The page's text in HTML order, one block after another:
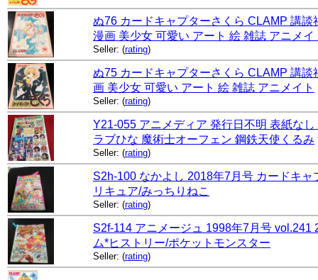
ぬ76 カードキャプターさくら CLAMP 講
漫画 美少女 可愛い アート 絵 雑誌 アニメイ
Seller: (rating)
ぬ75 カードキャプターさくら CLAMP 講
画 美少女 可愛い アート 絵 雑誌 アニメイト
Seller: (rating)
Y21-055 アニメディア 発行日不明 表紙な
ラブひな 魔術士オーフェン 鋼鉄天使くるみ
Seller: (rating)
S2h-100 なかよし 2018年7月号 カードキ
リキュア/みっちりねこ
Seller: (rating)
S2f-114 アニメージュ 1998年7月号
ム*ヒストリー/ポケットモンスター
Seller: (rating)